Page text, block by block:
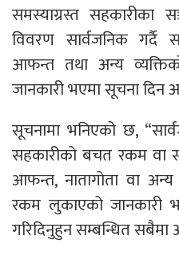
समस्याग्रस्त सहकारीका
विवरण सार्वजनिक गर्दै
आफन्त तथा अन्य
जानकारी भएमा सूचना दिन
सूचनामा भनिएको छ,
सहकारीको बचत रकम वा
आफन्त, नातागोता वा अन्य
रकम लुकाएको जानकारी
गरिदिनुहुन सम्बन्धित सबैमा